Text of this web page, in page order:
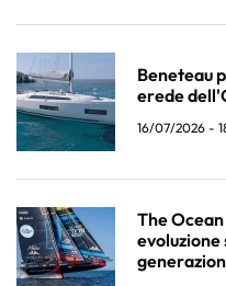
Beneteau
erede
16/07/2026 -
The
evoluzione